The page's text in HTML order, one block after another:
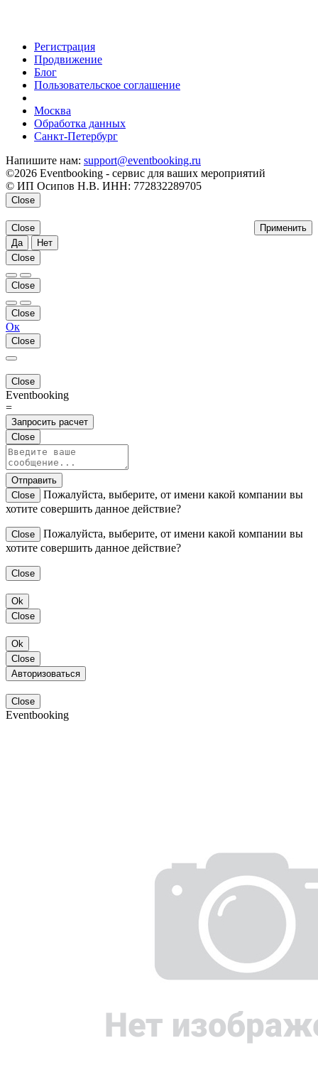
Регистрация
Продвижение
Блог
Пользовательское соглашение
Москва
Обработка данных
Санкт-Петербург
Напишите нам: support@eventbooking.ru
©2026 Eventbooking - сервис для ваших мероприятий
© ИП Осипов Н.В. ИНН: 772832289705
Close
Применить
Close
Да
Нет
Close
Close
Close
Ок
Close
Close
Eventbooking
=
Запросить расчет
Close
Отправить
Close
Пожалуйста, выберите, от имени какой компании вы
хотите совершить данное действие?
Close
Пожалуйста, выберите, от имени какой компании вы
хотите совершить данное действие?
Close
Ok
Close
Ok
Close
Авторизоваться
Close
Eventbooking